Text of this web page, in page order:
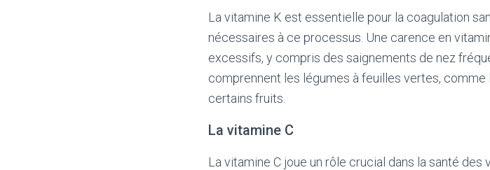
La vitamine K est essentielle pour la coagulation
nécessaires à ce processus. Une carence en
excessifs, y compris des saignements de nez
comprennent les légumes à feuilles vertes,
certains fruits.
La vitamine C
La vitamine C joue un rôle crucial dans la santé